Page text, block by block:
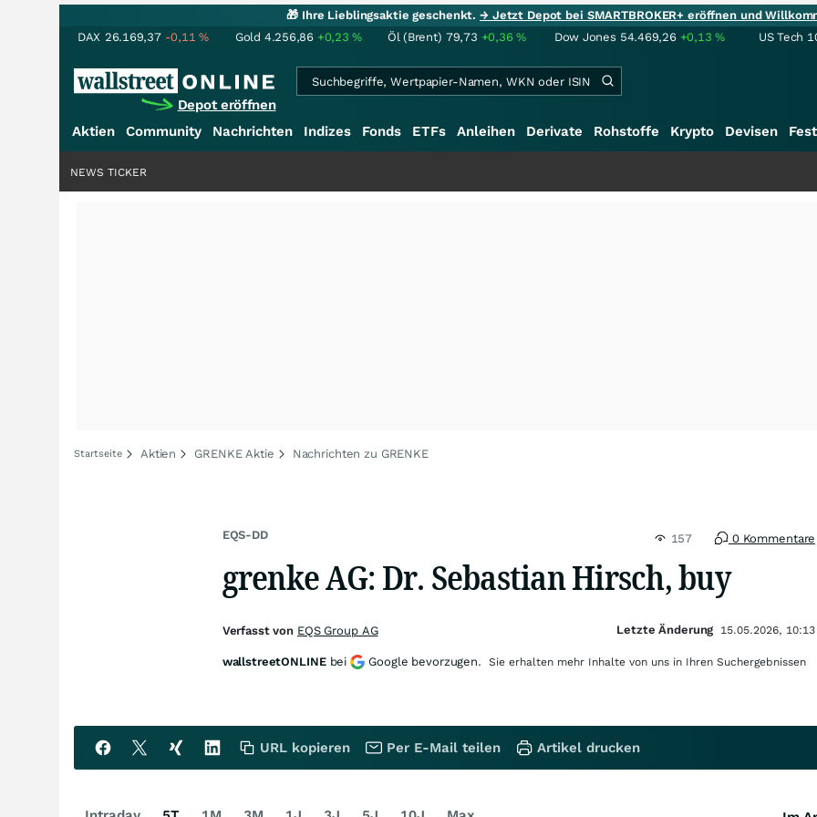
🎁 Ihre Lieblingsaktie geschenkt.→ Jetzt Depot bei SMARTBROKER+ eröffnen und
DAX 26.169,37 -0,11% Gold 4.256,86 +0,23% Öl (Brent) 79,73 +0,36% Dow Jones 54.469,26 +0,13% US Tech
Depot eröffnen
Aktien Community Nachrichten Indizes Fonds ETFs Anleihen Derivate Rohstoffe Krypto Devisen
NEWS TICKER
Startseite Aktien GRENKE Aktie Nachrichten zu GRENKE
EQS-DD 157 0 Kommentare
grenke AG: Dr. Sebastian Hirsch, buy
Verfasst von EQS Group AG Letzte Änderung 15.05.2026, 10:13
wallstreetONLINE bei Google bevorzugen. Sie erhalten mehr Inhalte von uns in Ihren Suchergebnissen
URL kopieren Per E-Mail teilen Artikel drucken